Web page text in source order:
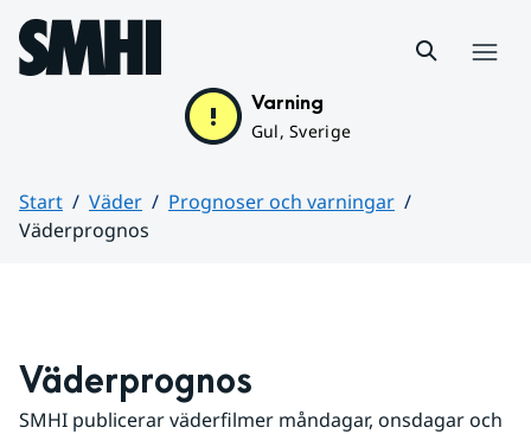
Hoppa till sidans innehåll
Varning
Gul, Sverige
Start Väder
Prognoser och varningar
Väderprognos
Väderprognos
SMHI publicerar väderfilmer måndagar, onsdagar och